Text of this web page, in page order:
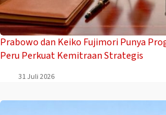
Prabowo dan Keiko Fujimori Punya
Peru Perkuat Kemitraan Strategis
31 Juli 2026